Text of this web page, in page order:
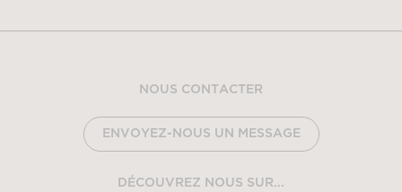
NOUS CONTACTER
ENVOYEZ-NOUS UN MESSAGE
DÉCOUVREZ NOUS SUR...